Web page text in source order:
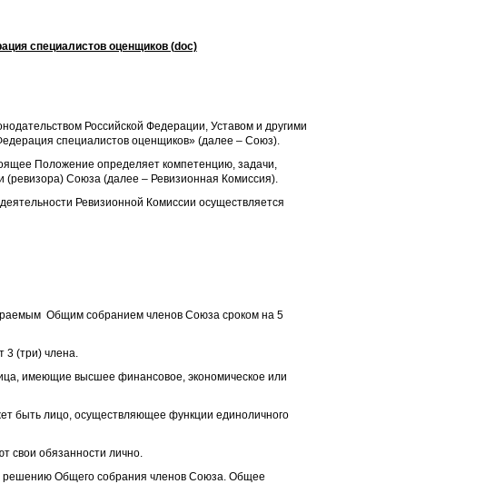
специалистов оценщиков (doc)
Российской Федерации, Уставом и другими
специалистов оценщиков» (далее – Союз).
Положение определяет компетенцию, задачи,
(ревизора) Союза (далее – Ревизионная Комиссия).
Ревизионной Комиссии осуществляется
Общим собранием членов Союза сроком на 5
3 (три) члена.
имеющие высшее финансовое, экономическое или
быть лицо, осуществляющее функции единоличного
свои обязанности лично.
решению Общего собрания членов Союза. Общее